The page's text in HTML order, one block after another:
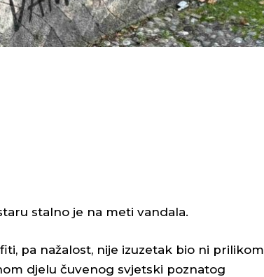
stalno je na meti vandala.
pa nažalost, nije izuzetak bio ni prilikom
djelu čuvenog svjetski poznatog